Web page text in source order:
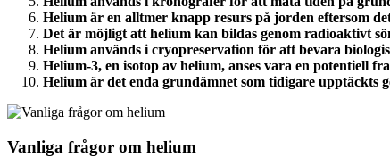
Helium är en alltmer knapp resurs på jorden eftersom
Det är möjligt att helium kan bildas genom radioaktivt
Helium används i cryopreservation för att bevara
Helium-3, en isotop av helium, anses vara en potentiell
Helium är det enda grundämnet som tidigare upptäckts
Vanliga frågor om helium